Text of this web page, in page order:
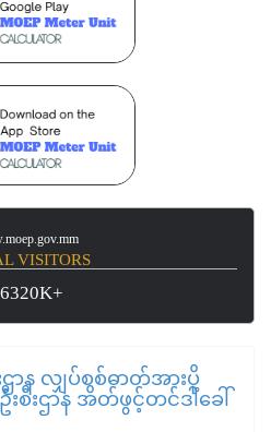
VISITORS
ဌာန လျှပ်စစ်ဓာတ်အားပို့
းဌာန အိတ်ဖွင့်တင်ဒါခေါ်